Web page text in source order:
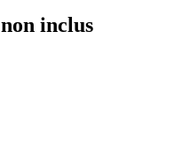
inclus